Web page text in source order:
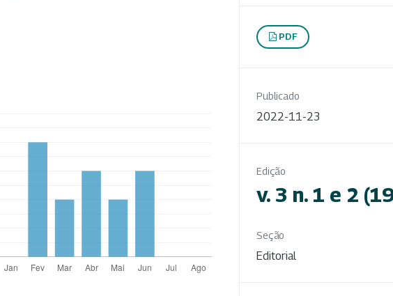
PDF
Publicado
2022-11-23
Edição
v. 3 n. 1 e 2
Seção
Editorial